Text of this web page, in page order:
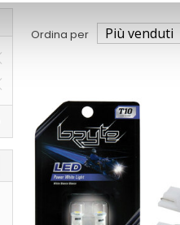
Ordina per